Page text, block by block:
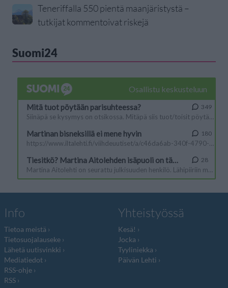
Teneriffalla 550 pientä maanjäristystä –
tutkijat kommentoivat riskejä
Suomi24
Info
Tietoa meistä
Tietosuojalauseke
Lähetä uutisvinkki
Mediatiedot
RSS-ohje
RSS
Yhteistyössä
Kesä!
Jocka
Tyyliniekka
Päivän Lehti